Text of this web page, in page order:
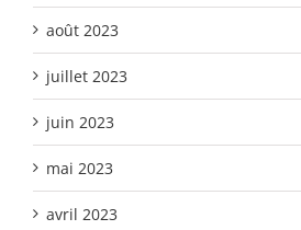
août 2023
juillet 2023
juin 2023
mai 2023
avril 2023